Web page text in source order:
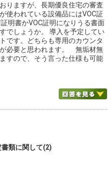
りますが、長期優良住宅の審査
使われている設備品にはVOC証
明書かVOC証明になりうる書面
でしょうか。 導入を予定してい
です。どちらも専用のカウンタ
必要と思われます。 無垢材無
すので、そう言った仕様も可能
に関して(2)